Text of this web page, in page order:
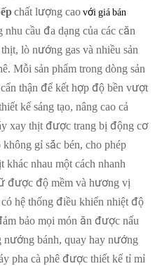
chất lượng caovới giá bán
cầu đa dạng của các căn
lò nướng gas và nhiều sản
Mỗi sản phẩm trong dòng sản
thận để kết hợp độ bền vượt
kế sáng tạo, nâng cao cả
xay thịt được trang bị động cơ
gỉ sắc bén, cho phép
nhau một cách nhanh
được độ mềm và hương vị
hệ thống điều khiển nhiệt độ
bảo mọi món ăn được nấu
nướng bánh, quay hay nướng
pha cà phê được thiết kế tỉ mỉ